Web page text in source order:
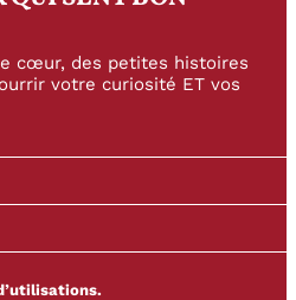
cœur, des petites histoires
votre curiosité ET vos